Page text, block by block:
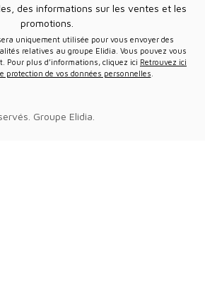
des informations sur les ventes et les
promotions.
relatives au groupe Elidia. Vous pouvez vous
Pour plus d’informations, cliquez ici Retrouvez ici
protection de vos données personnelles
Groupe Elidia